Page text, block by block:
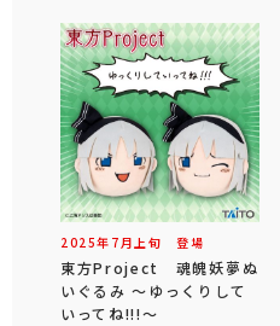
2025年 7 月 上旬 登場
東方Project 魂魄妖夢ぬ
いぐるみ ～ゆっくりして
いってね!!!～